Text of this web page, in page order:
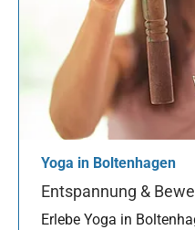
Yoga in Boltenhagen
Entspannung &
Erlebe Yoga in